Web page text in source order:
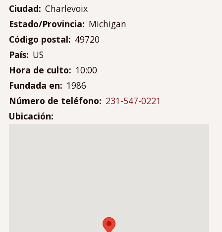
Ciudad Charlevoix
Estado/Provincia
Michigan
Código postal
49720
País
US
Hora de culto
10:00
Fundada en
1986
Número de teléfono
231-547-0221
Ubicación
Menú
de
cuenta
de
usuario
Mi cuenta
Iniciar sesión